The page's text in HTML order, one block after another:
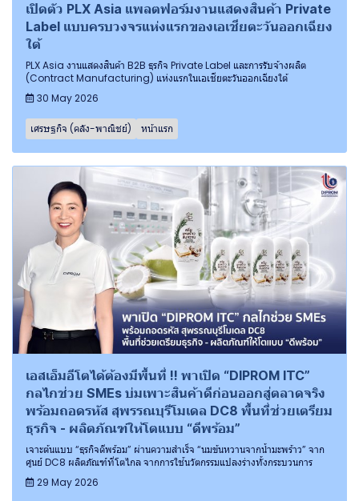
เปิดตัว PLX Asia แพลตฟอร์มงานแสดงสินค้า Private
Label แบบครบวงจรแห่งแรกของเอเชียตะวันออกเฉียง
ใต้
PLX Asia งานแสดงสินค้า B2B ธุรกิจ Private Label และการรับจ้างผลิต
(Contract Manufacturing) แห่งแรกในเอเชียตะวันออกเฉียงใต้
30 May 2026
เศรษฐกิจ (คลัง-พาณิชย์) หน้าแรก
เอสเอ็มอีโตได้ต้องมีพื้นที่ !! พาเปิด “DIPROM ITC”
กลไกช่วย SMEs บ่มเพาะสินค้าดีก่อนออกสู่ตลาดจริง
พร้อมถอดรหัส สุพรรณบุรีโมเดล DC8 พื้นที่ช่วยเตรียม
ธุรกิจ - ผลิตภัณฑ์ให้โตแบบ “ดีพร้อม”
เจาะต้นแบบ “ธุรกิจดีพร้อม” ผ่านความสำเร็จ “นมข้นหวานจากน้ำมะพร้าว” จาก
ศูนย์ DC8 ผลิตภัณฑ์ที่โตไกล จากการใช้นวัตกรรมแปลงร่างทั้งกระบวนการ
29 May 2026